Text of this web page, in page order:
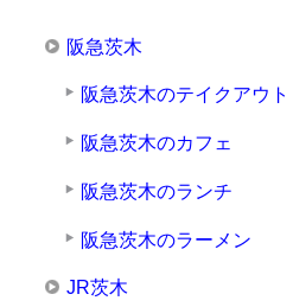
阪急茨木
阪急茨木のテイクアウト
阪急茨木のカフェ
阪急茨木のランチ
阪急茨木のラーメン
JR茨木